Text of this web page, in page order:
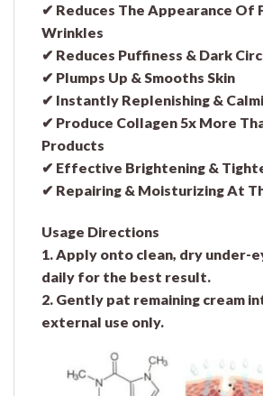
✔ Reduces The Appearance Of
Wrinkles
✔ Reduces Puffiness & Dark
✔ Plumps Up & Smooths Skin
✔ Instantly Replenishing &
✔ Produce Collagen 5x More
Products
✔ Effective Brightening &
✔ Repairing & Moisturizing At
Usage Directions
1. Apply onto clean, dry under-
daily for the best result.
2. Gently pat remaining cream
external use only.